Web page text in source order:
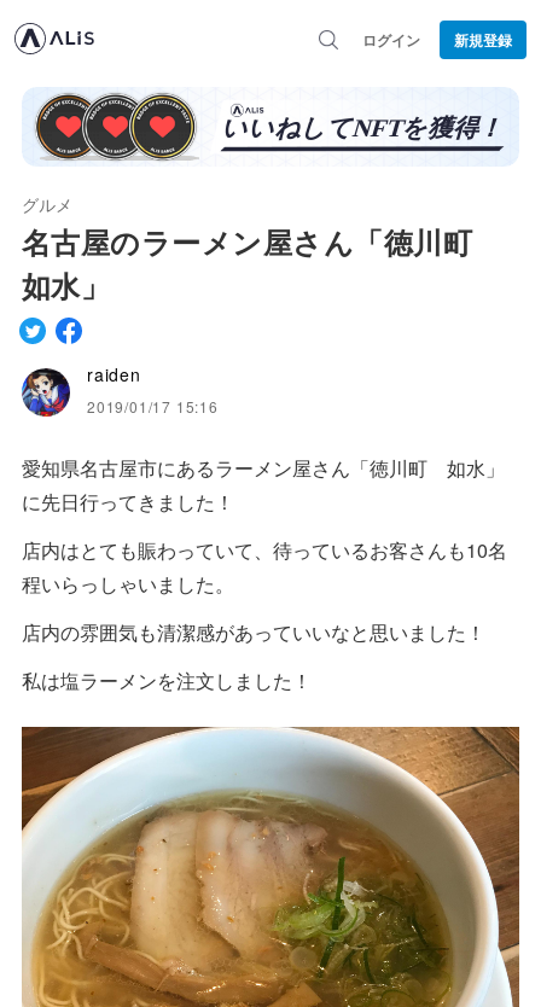
ログイン 新規登録
グルメ
名古屋のラーメン屋さん「徳川町
如水」
raiden
2019/01/17 15:16
愛知県名古屋市にあるラーメン屋さん「徳川町 如水」
に先日行ってきました！
店内はとても賑わっていて、待っているお客さんも10名
程いらっしゃいました。
店内の雰囲気も清潔感があっていいなと思いました！
私は塩ラーメンを注文しました！